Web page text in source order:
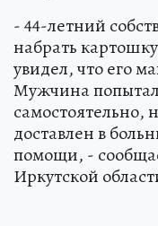
- 44-летний
набрать
увидел, что его
Мужчина
самостоятельно,
доставлен в
помощи, -
Иркутской